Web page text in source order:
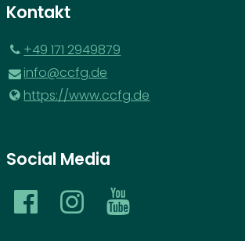
Kontakt
‪+49 171 2949879‬
info@​ccfg.​de
https://www.​ccfg.​de
Social Media